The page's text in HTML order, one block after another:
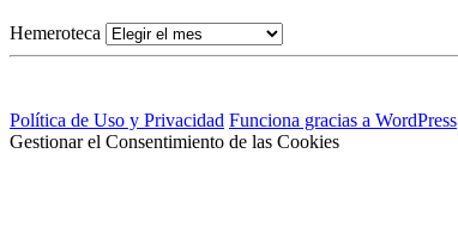
Hemeroteca
Política de Uso y Privacidad Funciona gracias a WordPress
Gestionar el Consentimiento de las Cookies